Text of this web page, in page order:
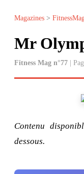
Magazines >
Mr
Fitness Mag n°77 |
Contenu
dessous.